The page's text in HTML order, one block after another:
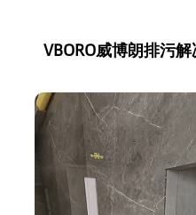
VBORO威博朗排污